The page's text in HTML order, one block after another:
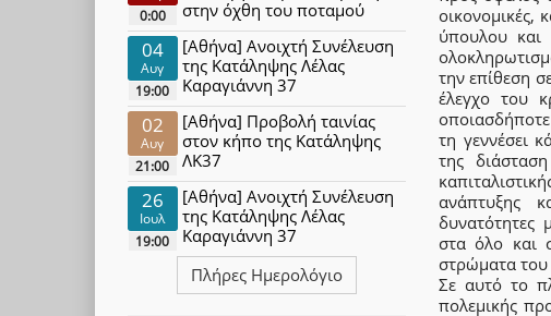
οικονομικές,
ύπουλου και
την επίθεση
έλεγχο του
τη γεννέσει
της
ανάπτυξης
δυνατότητες
στα όλο και
στρώματα
Σε αυτό το
πολεμικής
0:00
στην όχθη του ποταμού
04
Αυγ
19:00
[Αθήνα] Ανοιχτή Συνέλευση
της Κατάληψης Λέλας
Καραγιάννη 37
02
Αυγ
21:00
[Αθήνα] Προβολή ταινίας
στον κήπο της Κατάληψης
ΛΚ37
26
Ιουλ
19:00
[Αθήνα] Ανοιχτή Συνέλευση
της Κατάληψης Λέλας
Καραγιάννη 37
Πλήρες Ημερολόγιο